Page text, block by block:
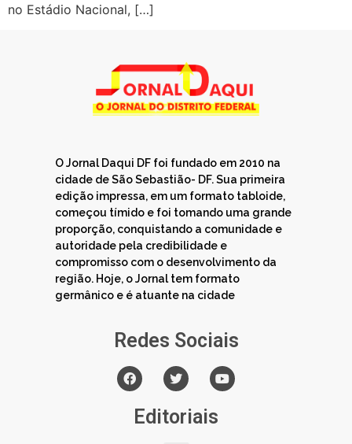
no Estádio Nacional, […]
O Jornal Daqui DF foi fundado em 2010 na
cidade de São Sebastião- DF. Sua primeira
edição impressa, em um formato tabloide,
começou tímido e foi tomando uma grande
proporção, conquistando a comunidade e
autoridade pela credibilidade e
compromisso com o desenvolvimento da
região. Hoje, o Jornal tem formato
germânico e é atuante na cidade
Redes Sociais
Editoriais